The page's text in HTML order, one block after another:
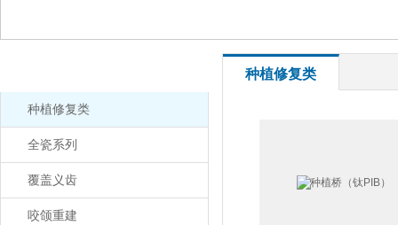
种植修复类
全瓷系列
覆盖义齿
咬颌重建
种植修复类